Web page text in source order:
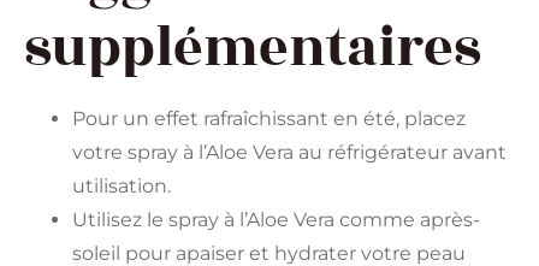
supplémentaires
Pour un effet rafraîchissant en été, placez
votre spray à l’Aloe Vera au réfrigérateur avant
utilisation.
Utilisez le spray à l’Aloe Vera comme après-
soleil pour apaiser et hydrater votre peau